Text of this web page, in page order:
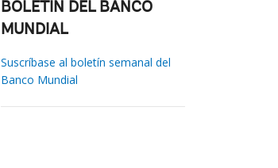
BOLETÍN DEL BANCO
MUNDIAL
Suscríbase al boletín semanal del
Banco Mundial